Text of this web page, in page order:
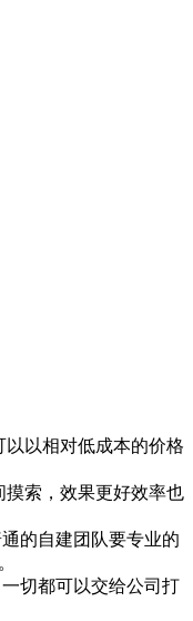
以相对低成本的价格
索，效果更好效率也
的自建团队要专业的
切都可以交给公司打